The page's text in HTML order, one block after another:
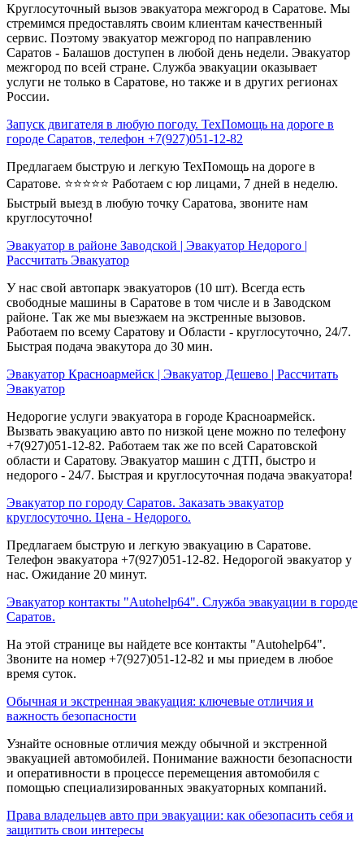
Круглосуточный вызов эвакуатора межгород в Саратове. Мы
стремимся предоставлять своим клиентам качественный
сервис. Поэтому эвакуатор межгород по направлению
Саратов - Балашов доступен в любой день недели. Эвакуатор
межгород по всей стране. Служба эвакуации оказывает
услуги не только в Саратове, но также и в других регионах
России.
Запуск двигателя в любую погоду. ТехПомощь на дороге в
городе Саратов, телефон +7(927)051-12-82
Предлагаем быструю и легкую ТехПомощь на дороге в
Саратове. ⭐⭐⭐⭐⭐ Работаем с юр лицами, 7 дней в неделю.
Быстрый выезд в любую точку Саратова, звоните нам
круглосуточно!
Эвакуатор в районе Заводской | Эвакуатор Недорого |
Рассчитать Эвакуатор
У нас свой автопарк эвакуаторов (10 шт). Всегда есть
свободные машины в Саратове в том числе и в Заводском
районе. Так же мы выезжаем на экстренные вызовов.
Работаем по всему Саратову и Области - круглосуточно, 24/7.
Быстрая подача эвакутора до 30 мин.
Эвакуатор Красноармейск | Эвакуатор Дешево | Рассчитать
Эвакуатор
Недорогие услуги эвакуатора в городе Красноармейск.
Вызвать эвакуацию авто по низкой цене можно по телефону
+7(927)051-12-82. Работаем так же по всей Саратовской
области и Саратову. Эвакуатор машин с ДТП, быстро и
недорого - 24/7. Быстрая и круглосуточная подача эвакуатора!
Эвакуатор по городу Саратов. Заказать эвакуатор
круглосуточно. Цена - Недорого.
Предлагаем быструю и легкую эвакуацию в Саратове.
Телефон эвакуатора +7(927)051-12-82. Недорогой эвакуатор у
нас. Ожидание 20 минут.
Эвакуатор контакты "Autohelp64". Служба эвакуации в городе
Саратов.
На этой странице вы найдете все контакты "Autohelp64".
Звоните на номер +7(927)051-12-82 и мы приедем в любое
время суток.
Обычная и экстренная эвакуация: ключевые отличия и
важность безопасности
Узнайте основные отличия между обычной и экстренной
эвакуацией автомобилей. Понимание важности безопасности
и оперативности в процессе перемещения автомобиля с
помощью специализированных эвакуаторных компаний.
Права владельцев авто при эвакуации: как обезопасить себя и
защитить свои интересы